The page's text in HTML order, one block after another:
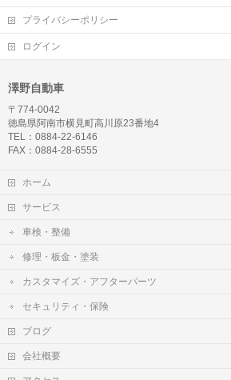
プライバシーポリシー
ログイン
澤野自動車
〒774-0042
徳島県阿南市横見町高川原23番地4
TEL：0884-22-6146
FAX：0884-28-6555
ホーム
サービス
車検・整備
修理・板金・塗装
カスタマイズ・アフターパーツ
セキュリティ・保険
ブログ
会社概要